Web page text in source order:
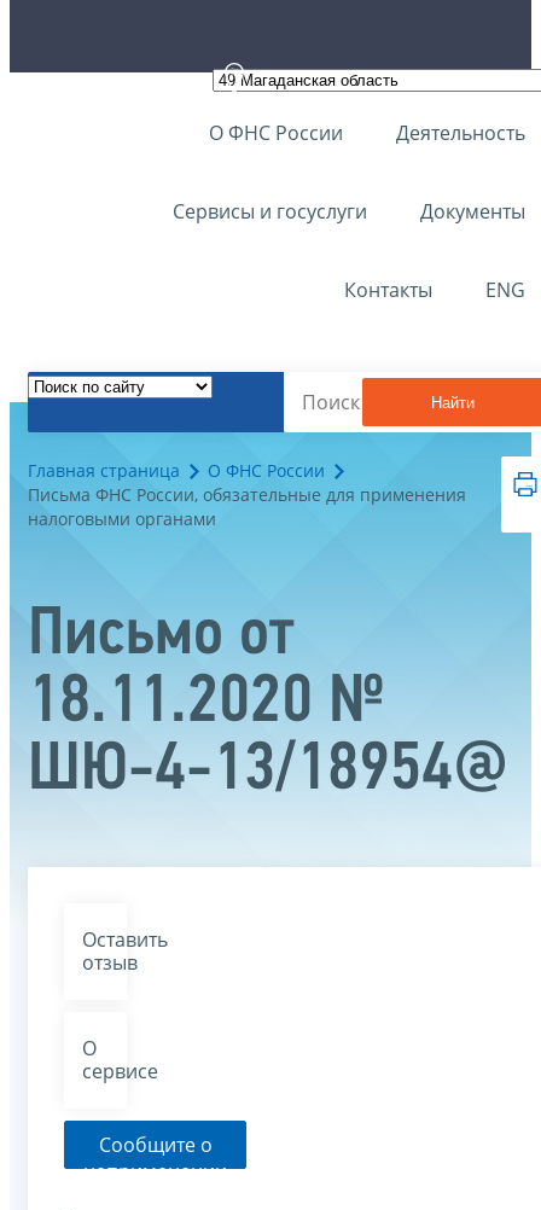
О ФНС России Деятельность
Сервисы и госуслуги Документы
Контакты ENG
Найти
Главная страница
О ФНС России
Письма ФНС России, обязательные для применения
налоговыми органами
Письмо от
18.11.2020 №
ШЮ-4-13/18954@
Оставить
отзыв
О
сервисе
Сообщите о
неприменении